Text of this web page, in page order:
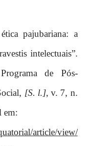
pajubariana: a
intelectuais”.
de Pós-
[S. l.], v. 7, n.
em:
article/view/